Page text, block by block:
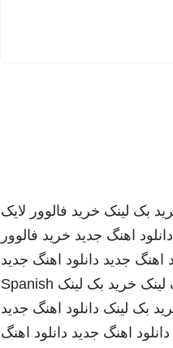
بک لینک خرید فالوور لایک
دانلود اهنگ جدید خرید فالوور
اهنگ جدید دانلود اهنگ جدید
لینک خرید بک لینک Spanish
بک لینک دانلود اهنگ جدید
دانلود اهنگ جدید دانلود اهنگ